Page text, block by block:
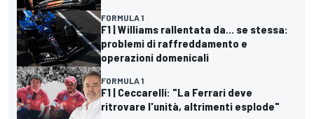
FORMULA 1
F1 | Williams rallentata da... se stessa:
problemi di raffreddamento e
operazioni domenicali
FORMULA 1
F1 | Ceccarelli: "La Ferrari deve
ritrovare l'unità, altrimenti esplode"